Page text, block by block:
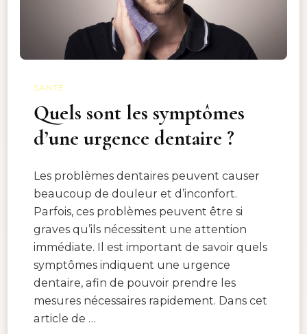
SANTÉ
Quels sont les symptômes
d’une urgence dentaire ?
Les problèmes dentaires peuvent causer
beaucoup de douleur et d’inconfort.
Parfois, ces problèmes peuvent être si
graves qu’ils nécessitent une attention
immédiate. Il est important de savoir quels
symptômes indiquent une urgence
dentaire, afin de pouvoir prendre les
mesures nécessaires rapidement. Dans cet
article de …